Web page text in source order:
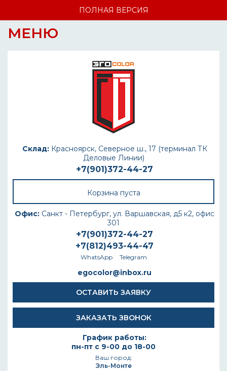
ПОЛНАЯ ВЕРСИЯ
МЕНЮ
Склад:Красноярск, Северное ш., 17 (терминал ТК
Деловые Линии)
+7(901)372-44-27
Корзина пуста
Офис: Санкт - Петербург, ул. Варшавская, д5 к2, офис
301
+7(901)372-44-27
+7(812)493-44-47
WhatsApp Telegram
egocolor@inbox.ru
ОСТАВИТЬ ЗАЯВКУ
ЗАКАЗАТЬ ЗВОНОК
График работы:
пн-пт с 9-00 до 18-00
Ваш город:
Эль-Монте